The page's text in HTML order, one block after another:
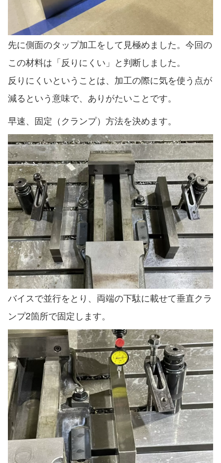
先に側面のタップ加工をして見極めました。今回の
この材料は「反りにくい」と判断しました。
反りにくいということは、加工の際に気を使う点が
減るという意味で、ありがたいことです。
早速、固定（クランプ）方法を決めます。
バイスで並行をとり、両端の下駄に載せて垂直クラ
ンプ2箇所で固定します。